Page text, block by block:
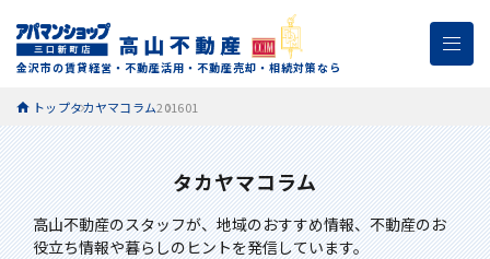
金沢市の賃貸経営・不動産活用・不動産売却・相続対策なら
トップタカヤマコラム201601
タカヤマコラム
高山不動産のスタッフが、地域のおすすめ情報、不動産のお
役立ち情報や暮らしのヒントを発信しています。